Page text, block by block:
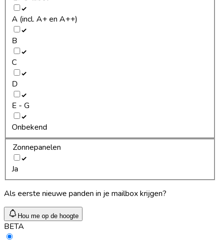
A (incl. A+ en A++)
B
C
D
E - G
Onbekend
Zonnepanelen
Ja
Als eerste nieuwe panden in je mailbox krijgen?
Hou me op de hoogte
BETA